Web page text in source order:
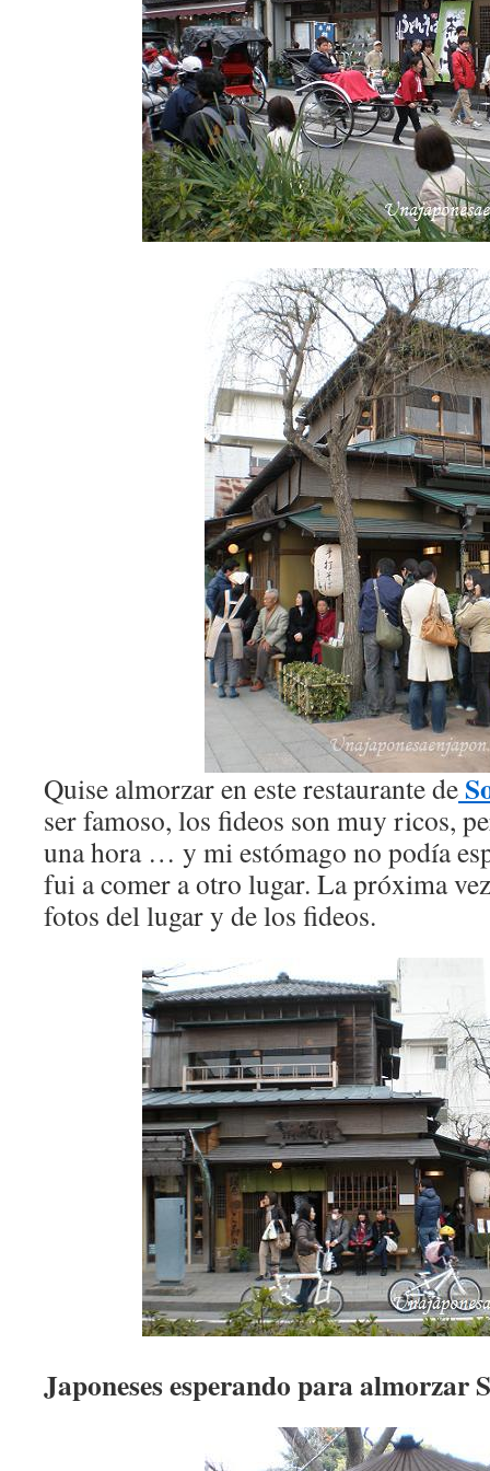
Quise almorzar en este restaurante de
ser famoso, los fideos son muy ricos,
una hora … y mi estómago no podía
fui a comer a otro lugar. La próxima
fotos del lugar y de los fideos.
Japoneses esperando para almorzar